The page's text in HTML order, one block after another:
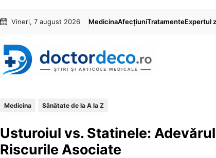
conținut
content
Vineri, 7 august 2026 MedicinaAfecțiuniTratamenteExpertul
Medicina Sănătate de la A la Z
Usturoiul vs. Statinele:
Riscurile Asociate